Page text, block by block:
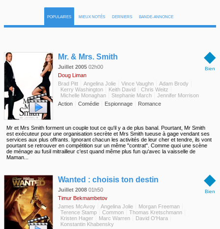
POPULAIRES MIEUX NOTÉS DERNIERS BANDE-ANNONCE
◆
Bien
Mr. & Mrs. Smith
Juillet 2005 02h00
Doug Liman
Brad Pitt
Angelina Jolie Vince Vaughn
Adam Brody
Kerry Washington
Keith David
Chris Weitz
Michelle Monaghan
Stephanie March
Jennifer Morrison
Action
Comédie Espionnage Romance
Mr et Mrs Smith forment un couple tout ce qu'il y a de plus banal. Pourtant, Mr Smith
est exécuteur pour une organisation secrète et Mrs Smith tueuse à gage vendant ses
services aux plus offrants. Ignorant chacun les activités de leur cher et tendre, ils vont
pourtant se retrouver en compétition sur un même "contrat". Comme quoi une scène
de ménage au fusil mitrailleur c'est quand même plus fun qu'avec la vaisselle de
Maman...
◆
Bien
Wanted : choisis ton destin
Juillet 2008 01h50
Timur Bekmambetov
James McAvoy
Angelina Jolie
Morgan Freeman
Terence Stamp
Common
Thomas Kretschmann
Kristen Hager
Marc Warren
David O'Hara
Konstantin Khabensky